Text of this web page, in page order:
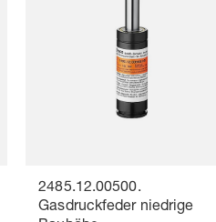
2485.12.00500.
Gasdruckfeder niedrige